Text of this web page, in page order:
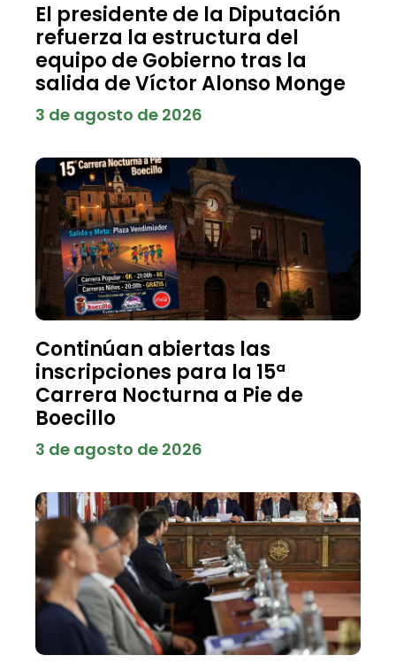
El presidente de la Diputación
refuerza la estructura del
equipo de Gobierno tras la
salida de Víctor Alonso Monge
3 de agosto de 2026
Continúan abiertas las
inscripciones para la 15ª
Carrera Nocturna a Pie de
Boecillo
3 de agosto de 2026